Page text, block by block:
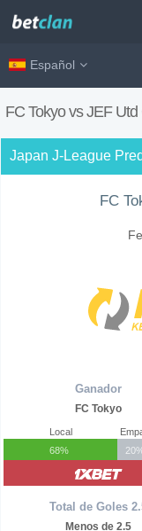
Español
FC Tokyo vs JEF
Japan J-League
FC
Ganador
FC Tokyo
Local
68%
Total de Goles
Menos de 2.5